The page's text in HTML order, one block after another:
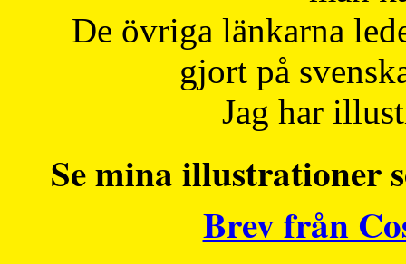
De övriga länkarna
gjort på
Jag har
Se mina illustrationer
Brev från